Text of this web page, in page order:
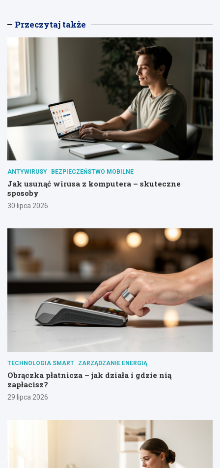
Przeczytaj także
ANTYWIRUSY BEZPIECZEŃSTWO MOBILNE
Jak usunąć wirusa z komputera – skuteczne
sposoby
30 lipca 2026
TECHNOLOGIA SMART ZARZĄDZANIE ENERGIĄ
Obrączka płatnicza – jak działa i gdzie nią
zapłacisz?
29 lipca 2026